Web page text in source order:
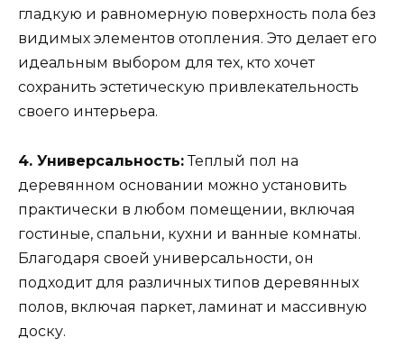
гладкую и равномерную поверхность пола без
видимых элементов отопления. Это делает его
идеальным выбором для тех, кто хочет
сохранить эстетическую привлекательность
своего интерьера.
4. Универсальность:Теплый пол на
деревянном основании можно установить
практически в любом помещении, включая
гостиные, спальни, кухни и ванные комнаты.
Благодаря своей универсальности, он
подходит для различных типов деревянных
полов, включая паркет, ламинат и массивную
доску.